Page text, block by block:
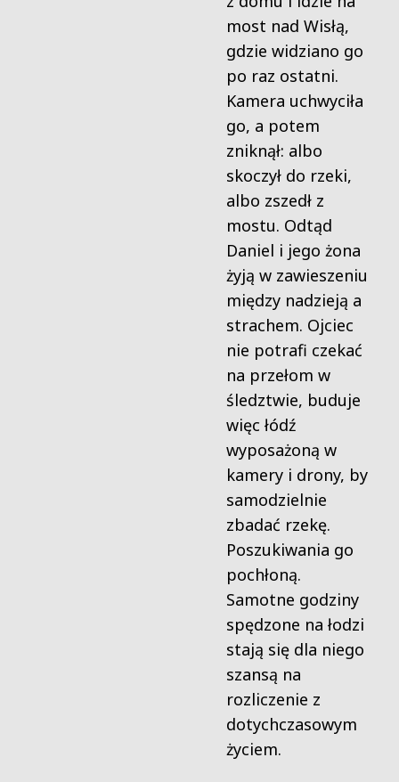
most nad Wisłą,
gdzie widziano go
po raz ostatni.
Kamera uchwyciła
go, a potem
zniknął: albo
skoczył do rzeki,
albo zszedł z
mostu. Odtąd
Daniel i jego żona
żyją w zawieszeniu
między nadzieją a
strachem. Ojciec
nie potrafi czekać
na przełom w
śledztwie, buduje
więc łódź
wyposażoną w
kamery i drony, by
samodzielnie
zbadać rzekę.
Poszukiwania go
pochłoną.
Samotne godziny
spędzone na łodzi
stają się dla niego
szansą na
rozliczenie z
dotychczasowym
życiem.